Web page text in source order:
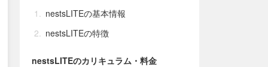
nestsLITEの基本情報
nestsLITEの特徴
nestsLITEのカリキュラム・料金